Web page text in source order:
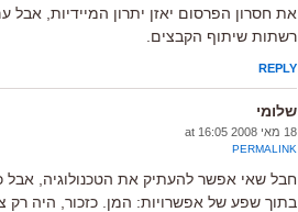
את חסרון הפרסום יאזן יתרון המיידיות,
רשתות שיתוף הקבצים.
REPLY
שלומי
18 מאי 2008 at 16:05
PERMALINK
חבל שאי אפשר להעתיק את הטכנולוגיה, אבל
בתוך שפע של אפשרויות: המן. כזכור, היה רק